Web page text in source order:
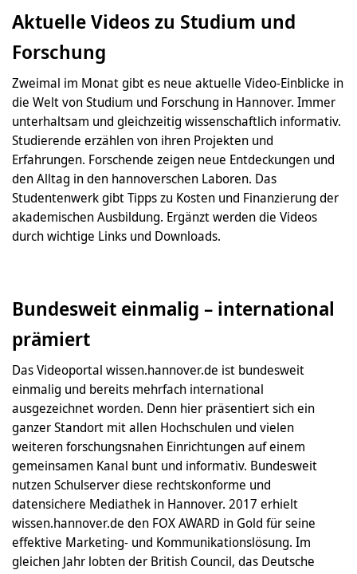
Aktuelle Videos zu Studium und
Forschung
Zweimal im Monat gibt es neue aktuelle Video-Einblicke in
die Welt von Studium und Forschung in Hannover. Immer
unterhaltsam und gleichzeitig wissenschaftlich informativ.
Studierende erzählen von ihren Projekten und
Erfahrungen. Forschende zeigen neue Entdeckungen und
den Alltag in den hannoverschen Laboren. Das
Studentenwerk gibt Tipps zu Kosten und Finanzierung der
akademischen Ausbildung. Ergänzt werden die Videos
durch wichtige Links und Downloads.
Bundesweit einmalig – international
prämiert
Das Videoportal wissen.hannover.de ist bundesweit
einmalig und bereits mehrfach international
ausgezeichnet worden. Denn hier präsentiert sich ein
ganzer Standort mit allen Hochschulen und vielen
weiteren forschungsnahen Einrichtungen auf einem
gemeinsamen Kanal bunt und informativ. Bundesweit
nutzen Schulserver diese rechtskonforme und
datensichere Mediathek in Hannover. 2017 erhielt
wissen.hannover.de den FOX AWARD in Gold für seine
effektive Marketing- und Kommunikationslösung. Im
gleichen Jahr lobten der British Council, das Deutsche